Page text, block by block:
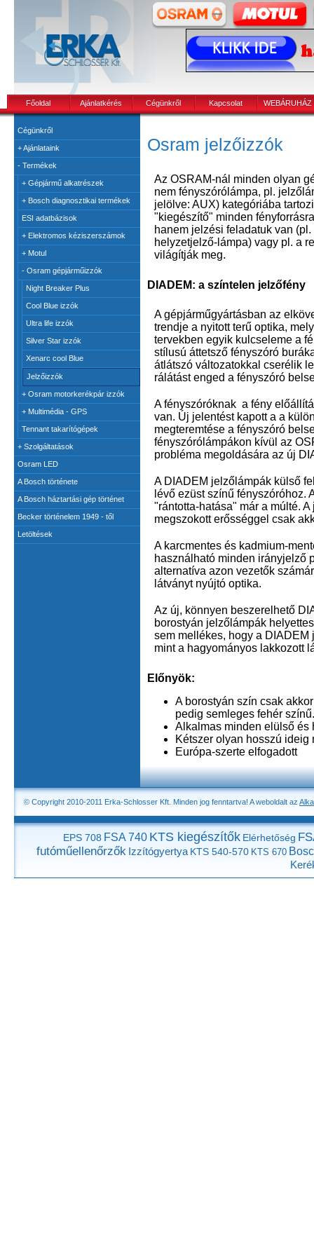
Főoldal Ajánlatkérés Cégünkről Kapcsolat WEBÁRUHÁZ
Cégünkről
+Ajánlataink
- Termékek
+ Gépjármű alkatrészek
+ Bosch diagnosztikai termékek
ESI adatbázisok
+ Elektromos kéziszerszámok
+ Motul
- Osram gépjárműizzók
Night Breaker Plus
Cool Blue izzók
Ultra life izzók
Silver Star izzók
Xenarc cool Blue
Jelzőizzók
+ Osram motorkerékpár izzók
+ Multimédia - GPS
Tennant takarítógépek
+ Szolgáltatások
Osram LED
A Bosch története
A Bosch háztartási gép történet
Becker történelem 1949 - től
Letöltések
Osram jelzőizzók
Az OSRAM-nál minden olyan
nem fényszórólámpa, pl.
jelölve: AUX) kategóriába
"kiegészítő" minden
hanem jelzési feladatuk van
helyzetjelző-lámpa) vagy pl. a
világítják meg.
DIADEM: a színtelen jelzőfény
A gépjárműgyártásban az
trendje a nyitott terű optika,
tervekben egyik kulcseleme a
stílusú áttetsző fényszóró
átlátszó változatokkal cserélik
rálátást enged a fényszóró
A fényszóróknak a fény
van. Új jelentést kapott a a
megteremtése a fényszóró
fényszórólámpákon kívül az
probléma megoldására az új
A DIADEM jelzőlámpák külső
lévő ezüst színű fényszóróhoz.
"rántotta-hatása" már a múlté.
megszokott erősséggel csak
A karcmentes és kadmium-
használható minden irányjelző
alternatíva azon vezetők
látványt nyújtó optika.
Az új, könnyen beszerelhető
borostyán jelzőlámpák
sem mellékes, hogy a
mint a hagyományos lakkozott
Előnyök:
A borostyán szín csak
pedig semleges fehér színű.
Alkalmas minden elülső
Kétszer olyan hosszú ideig
Európa-szerte elfogadott
© Copyright 2010-2011 Erka-Schlosser Kft. Minden jog fenntartva! A weboldalt az
EPS 708 FSA 740 KTS kiegészítők Elérhetőség
futóműellenőrzők Izzítógyertya KTS 540-570 KTS 670